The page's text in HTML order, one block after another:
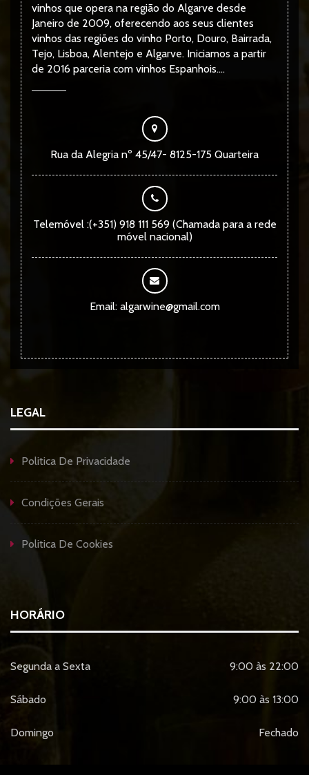
vinhos que opera na região do Algarve desde
Janeiro de 2009, oferecendo aos seus clientes
vinhos das regiões do vinho Porto, Douro, Bairrada,
Tejo, Lisboa, Alentejo e Algarve. Iniciamos a partir
de 2016 parceria com vinhos Espanhois....
Rua da Alegria nº 45/47- 8125-175 Quarteira
Telemóvel :(+351) 918 111 569 (Chamada para a rede
móvel nacional)
Email: algarwine@gmail.com
LEGAL
Politica De Privacidade
Condições Gerais
Politica De Cookies
HORÁRIO
Segunda a Sexta 9:00 às 22:00
Sábado 9:00 às 13:00
Domingo Fechado